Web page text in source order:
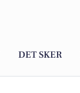
DET SKER